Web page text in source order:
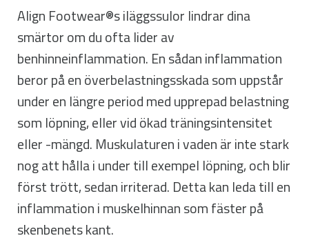
Align Footwear®s iläggssulor lindrar dina
smärtor om du ofta lider av
benhinneinflammation. En sådan inflammation
beror på en överbelastningsskada som uppstår
under en längre period med upprepad belastning
som löpning, eller vid ökad träningsintensitet
eller -mängd. Muskulaturen i vaden är inte stark
nog att hålla i under till exempel löpning, och blir
först trött, sedan irriterad. Detta kan leda till en
inflammation i muskelhinnan som fäster på
skenbenets kant.